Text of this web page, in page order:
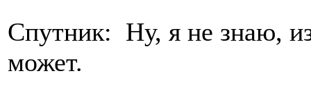
Спутник: Ну, я не знаю,
может.